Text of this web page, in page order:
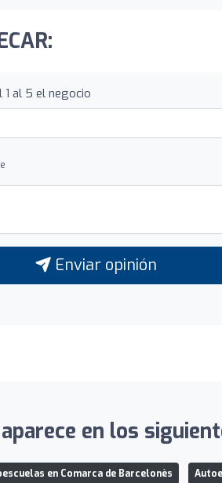
1 al 5 el negocio
Enviar opinión
aparece en los
en Comarca de Barcelonès